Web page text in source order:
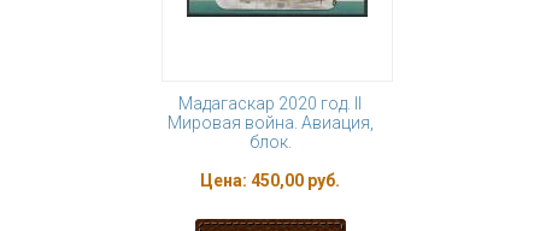
Мадагаскар 2020 год. II
Мировая война. Авиация,
блок.
Цена: 450,00 руб.